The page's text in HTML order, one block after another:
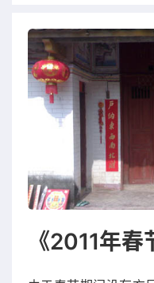
《2011年春